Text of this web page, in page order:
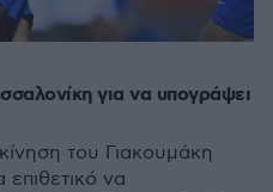
για να υπογράψει
του Γιακουμάκη
να